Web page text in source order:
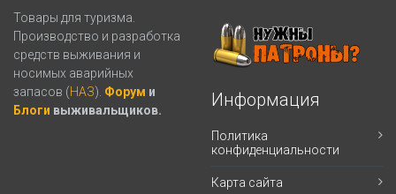
Товары для туризма.
Производство и разработка
средств выживания и
носимых аварийных
запасов (НАЗ). Форум и
Блоги выживальщиков.
Информация
Политика
конфиденциальности
Карта сайта